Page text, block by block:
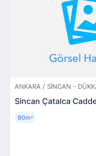
ANKARA / SINCAN -
Sincan Çatalca
80m²